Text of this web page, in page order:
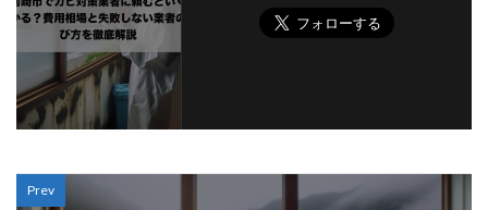
Prev